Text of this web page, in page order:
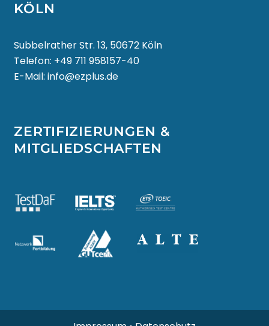
LATVIEŠU VALODA
LIETUVIŲ KALBA
МАКЕДОНСКИ ЈАЗИК
മലയാളം
KÖLN
Subbelrather Str. 13, 50672 Köln
Telefon: +49 711 958157-40
E-Mail:info@ezplus.de
ZERTIFIZIERUNGEN &
MITGLIEDSCHAFTEN